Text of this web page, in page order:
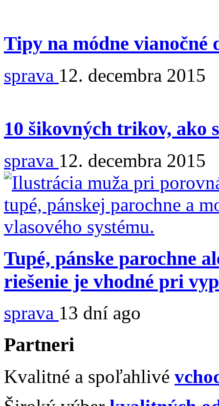
Tipy na módne vianočné
sprava 12. decembra 2015
10 šikovných trikov, ako
sprava 12. decembra 2015
Tupé, pánske parochne
riešenie je vhodné pri
sprava 13 dní ago
Partneri
Kvalitné a spoľahlivé